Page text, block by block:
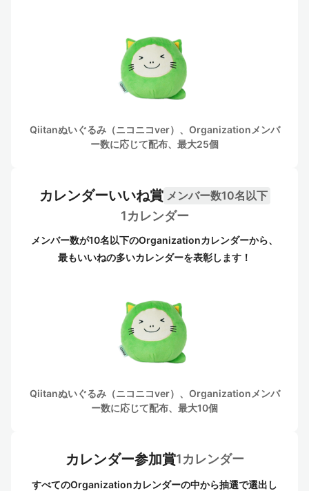
Qiitanぬいぐるみ（ニコニコver）、Organizationメンバ
ー数に応じて配布、最大25個
カレンダーいいね賞 メンバー数10名以下
1カレンダー
メンバー数が10名以下のOrganizationカレンダーから、
最もいいねの多いカレンダーを表彰します！
Qiitanぬいぐるみ（ニコニコver）、Organizationメンバ
ー数に応じて配布、最大10個
カレンダー参加賞1カレンダー
すべてのOrganizationカレンダーの中から抽選で選出し